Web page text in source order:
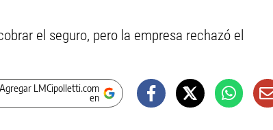
el seguro, pero la empresa rechazó el
LMCipolletti.com
en